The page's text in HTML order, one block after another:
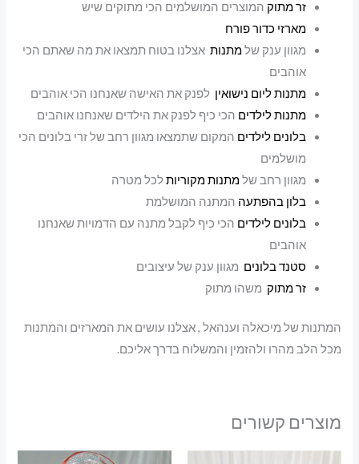
זר מתוק המוצרים המושלמים הכי מתוקים שיש
מארזי כדור פורח
מגוון ענק שלמתנות אצלנו בטוח תמצאו את מה שאתם הכי
אוהבים
מתנות ליום נישואין לפנק את האישה שאנחנו הכי אוהבים
מתנות לילדים הכי כיף לפנק את הילדים שאנחנו אוהבים
בלונים לילדים המקום שתמצאו מגוון רחב של זרי בלונים הכי
מושלמים
מגוון רחב שלמתנות מקוריותלכל מטרה
בלון בהפתעה המתנה המושלמת
בלונים לילדים הכי כיף לקבל מתנה עם הדמויות שאנחנו
אוהבים
סטנד בלונים מגוון ענק של עיצובים
זר מתוק משהו מתוק
המתנות של מיכאלה וענהאל , אצלנו עושים את המארזים והמתנות
מכל הלב מהרו ולהזמין והמשלוח בדרך אליכם.
מוצרים קשורים